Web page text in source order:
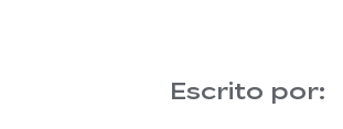
Escrito por: